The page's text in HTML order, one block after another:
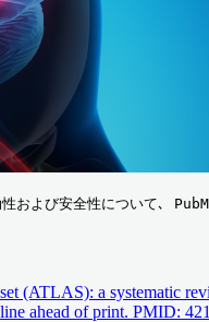
よび安全性について､
(ATLAS): a systematic
ahead of print. PMID: